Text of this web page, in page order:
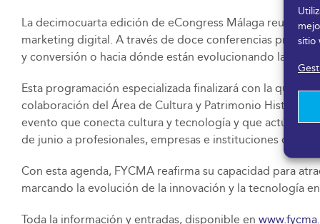
sitio
La decimocuarta edición de eCongress Málaga reunirá
marketing digital. A través de doce conferencias
y conversión o hacia dónde están evolucionando las
Esta programación especializada finalizará con la
colaboración del Área de Cultura y Patrimonio Histórico
evento que conecta cultura y tecnología y que actúa
de junio a profesionales, empresas e instituciones de la
Con esta agenda, FYCMA reafirma su capacidad para
marcando la evolución de la innovación y la tecnología
Toda la información y entradas, disponible en